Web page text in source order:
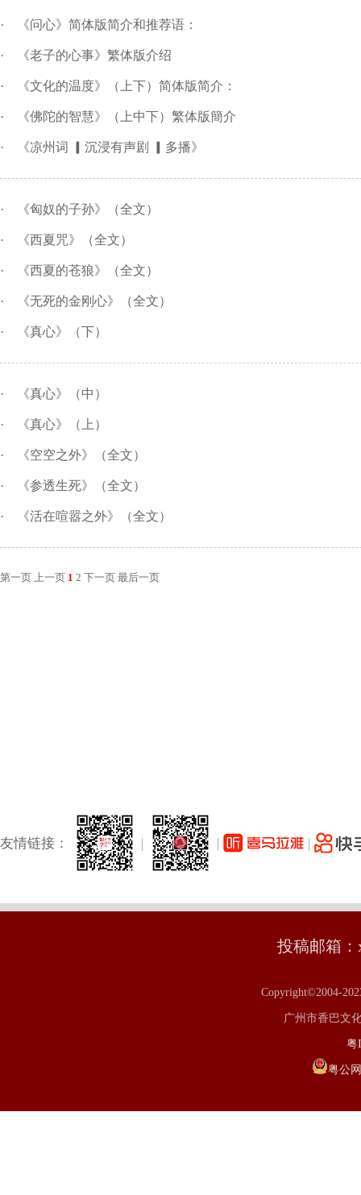
· 《问心》简体版简介和推荐语：
· 《老子的心事》繁体版介绍
· 《文化的温度》（上下）简体版简介：
· 《佛陀的智慧》（上中下）繁体版簡介
· 《凉州词 ▎沉浸有声剧 ▎多播》
· 《匈奴的子孙》（全文）
· 《西夏咒》（全文）
· 《西夏的苍狼》（全文）
· 《无死的金刚心》（全文）
· 《真心》（下）
· 《真心》（中）
· 《真心》（上）
· 《空空之外》（全文）
· 《参透生死》（全文）
· 《活在喧嚣之外》（全文）
第一页 上一页 1 2 下一页 最后一页
友情链接： | | |
投稿邮箱：
Copyright©2004-
广州市香巴文
粤
粤公